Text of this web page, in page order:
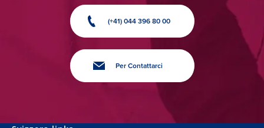
(+41) 044 396 80 00
Per Contattarci